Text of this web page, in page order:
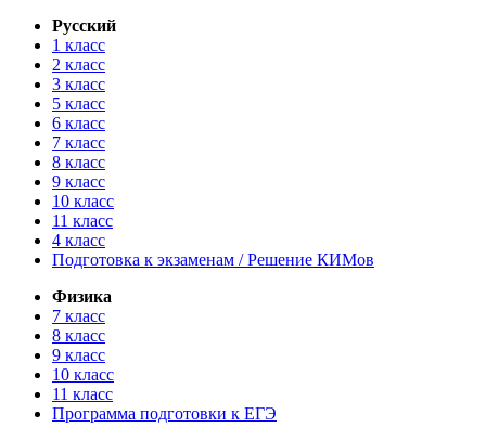
Русский
1 класс
2 класс
3 класс
5 класс
6 класс
7 класс
8 класс
9 класс
10 класс
11 класс
4 класс
Подготовка к экзаменам / Решение КИМов
Физика
7 класс
8 класс
9 класс
10 класс
11 класс
Программа подготовки к ЕГЭ